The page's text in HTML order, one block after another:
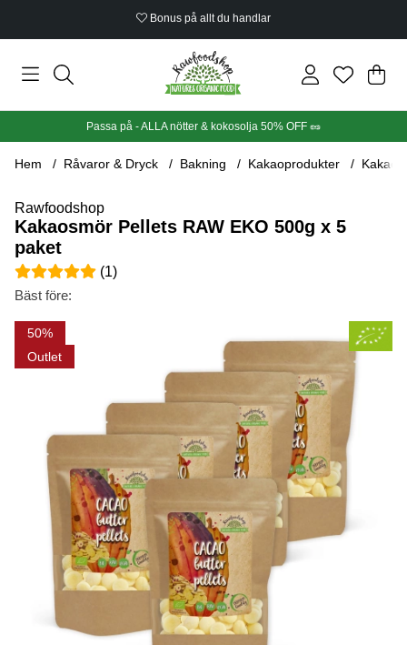
Bonus på allt du handlar
Din
.
Passa på - ALLA nötter & kokosolja 50% OFF 🥜
Hem Råvaror & Dryck Bakning Kakaoprodukter
Rawfoodshop
Kakaosmör Pellets RAW EKO 500g x 5
paket
Medelbetyg 5 av 5 Antal betyg 1
(1)
Bäst före:
50
Outlet
Produktbilder Kakaosmör Pellets RAW EKO 500g x 5 paket